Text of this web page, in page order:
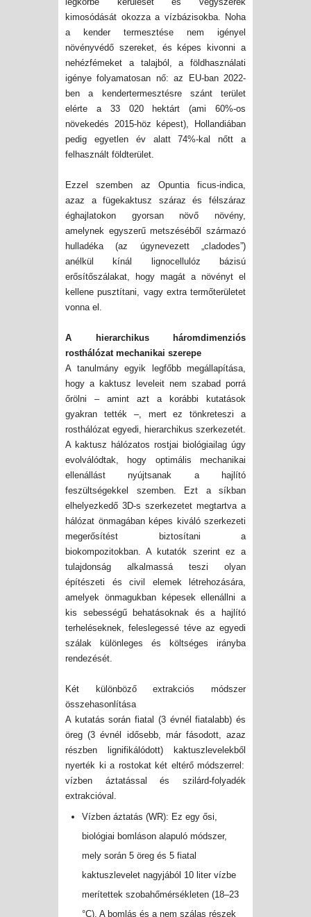
kimosódását okozza a vízbázisokba. Noha
a kender termesztése nem igényel
növényvédő szereket, és képes kivonni a
nehézfémeket a talajból, a földhasználati
igénye folyamatosan nő: az EU-ban 2022-
ben a
kendertermesztésreszánt terület
elérte a 33 020 hektárt (ami 60%-os
növekedés 2015-höz képest), Hollandiában
pedig egyetlen év alatt 74%-kal nőtt a
felhasznált földterület.
Ezzel szemben az Opuntia ficus-indica,
azaz a fügekaktusz száraz és félszáraz
éghajlatokon gyorsan növő növény,
amelynek egyszerű metszéséből származó
hulladéka (az úgynevezett „cladodes”)
anélkül kínál lignocellulóz bázisú
erősítőszálakat, hogy magát a növényt el
kellene pusztítani, vagy extra termőterületet
vonna el.
A hierarchikus háromdimenziós
rosthálózat mechanikai szerepe
A tanulmány egyik legfőbb megállapítása,
hogy a kaktusz leveleit nem szabad porrá
őrölni – amint azt a korábbi kutatások
gyakran tették –, mert ez tönkreteszi a
rosthálózat egyedi, hierarchikus szerkezetét.
A kaktusz hálózatos rostjai biológiailag úgy
evolválódtak, hogy optimális mechanikai
ellenállást nyújtsanak a hajlító
feszültségekkel szemben. Ezt a síkban
elhelyezkedő 3D-s szerkezetet megtartva a
hálózat önmagában képes kiváló szerkezeti
megerősítést biztosítani a
biokompozitokban. A kutatók szerint ez a
tulajdonság alkalmassá teszi olyan
építészeti és civil elemek létrehozására,
amelyek önmagukban képesek ellenállni a
kis sebességű behatásoknak és a hajlító
terheléseknek, feleslegessé téve az egyedi
szálak különleges és költséges irányba
rendezését.
Két különböző extrakciós módszer
összehasonlítása
A kutatás során fiatal (3 évnél fiatalabb) és
öreg (3 évnél idősebb, már fásodott, azaz
részben lignifikálódott)
kaktuszlevelekből
nyerték ki a rostokat két eltérő módszerrel:
vízben áztatással és szilárd-folyadék
extrakcióval.
Vízben áztatás (WR): Ez egy ősi,
biológiai bomláson alapuló módszer,
mely során 5 öreg és 5 fiatal
kaktuszlevelet nagyjából 10 liter vízbe
merítettek szobahőmérsékleten (18–23
°C). A bomlás és a nem szálas részek